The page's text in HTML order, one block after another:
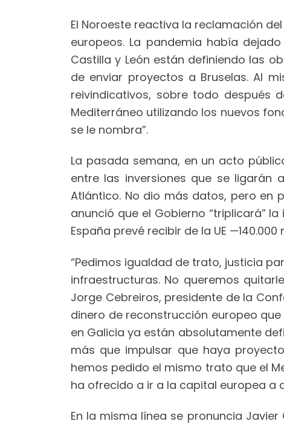
El Noroeste reactiva la reclamación
europeos. La pandemia había
Castilla y León están definiendo las
de enviar proyectos a Bruselas. Al
reivindicativos, sobre todo después
Mediterráneo utilizando los nuevos
se le nombra”.
La pasada semana, en un acto
entre las inversiones que se ligarán
Atlántico. No dio más datos, pero en
anunció que el Gobierno “triplicará”
España prevé recibir de la UE
“Pedimos igualdad de trato, justicia
infraestructuras. No queremos
Jorge Cebreiros, presidente de la
dinero de reconstrucción europeo
en Galicia ya están absolutamente
más que impulsar que haya
hemos pedido el mismo trato que el
ha ofrecido a ir a la capital europea a
En la misma línea se pronuncia